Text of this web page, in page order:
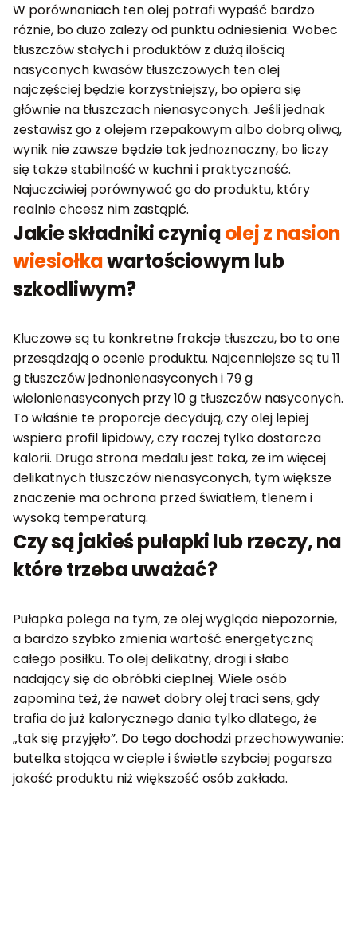
W porównaniach ten olej potrafi wypaść bardzo
różnie, bo dużo zależy od punktu odniesienia. Wobec
tłuszczów stałych i produktów z dużą ilością
nasyconych kwasów tłuszczowych ten olej
najczęściej będzie korzystniejszy, bo opiera się
głównie na tłuszczach nienasyconych. Jeśli jednak
zestawisz go z olejem rzepakowym albo dobrą oliwą,
wynik nie zawsze będzie tak jednoznaczny, bo liczy
się także stabilność w kuchni i praktyczność.
Najuczciwiej porównywać go do produktu, który
realnie chcesz nim zastąpić.
Jakie składniki czyniąolej z nasion
wiesiołkawartościowym lub
szkodliwym?
Kluczowe są tu konkretne frakcje tłuszczu, bo to one
przesądzają o ocenie produktu. Najcenniejsze są tu 11
g tłuszczów jednonienasyconych i 79 g
wielonienasyconych przy 10 g tłuszczów nasyconych.
To właśnie te proporcje decydują, czy olej lepiej
wspiera profil lipidowy, czy raczej tylko dostarcza
kalorii. Druga strona medalu jest taka, że im więcej
delikatnych tłuszczów nienasyconych, tym większe
znaczenie ma ochrona przed światłem, tlenem i
wysoką temperaturą.
Czy są jakieś pułapki lub rzeczy, na
które trzeba uważać?
Pułapka polega na tym, że olej wygląda niepozornie,
a bardzo szybko zmienia wartość energetyczną
całego posiłku. To olej delikatny, drogi i słabo
nadający się do obróbki cieplnej. Wiele osób
zapomina też, że nawet dobry olej traci sens, gdy
trafia do już kalorycznego dania tylko dlatego, że
„tak się przyjęło”. Do tego dochodzi przechowywanie:
butelka stojąca w cieple i świetle szybciej pogarsza
jakość produktu niż większość osób zakłada.